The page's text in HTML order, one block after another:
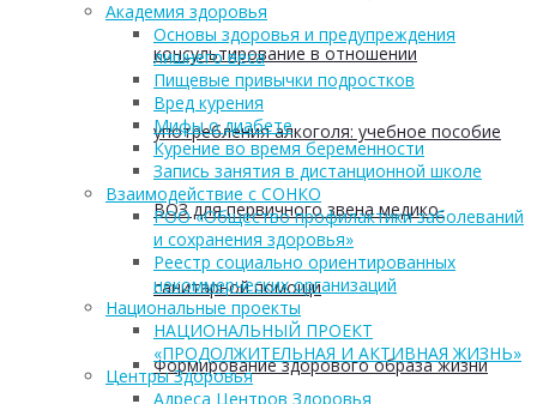
консультирование в отношении
употребления алкоголя: учебное пособие
ВОЗ для первичного звена медико-
санитарной помощи
Формирование здорового образа жизни
Академия здоровья
Основы здоровья и предупреждения
лишнего веса
Пищевые привычки подростков
Вред курения
Мифы о диабете
Курение во время беременности
Запись занятия в дистанционной школе
Взаимодействие с СОНКО
РОО «Общество профилактики заболеваний
и сохранения здоровья»
Реестр социально ориентированных
некоммерческих организаций
Национальные проекты
НАЦИОНАЛЬНЫЙ ПРОЕКТ
«ПРОДОЛЖИТЕЛЬНАЯ И АКТИВНАЯ ЖИЗНЬ»
Центры Здоровья
Адреса Центров Здоровья